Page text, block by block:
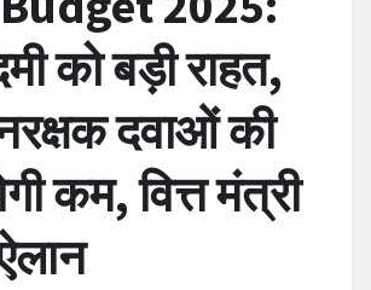
को बड़ी राहत,
दवाओं की
कम, वित्त मंत्री